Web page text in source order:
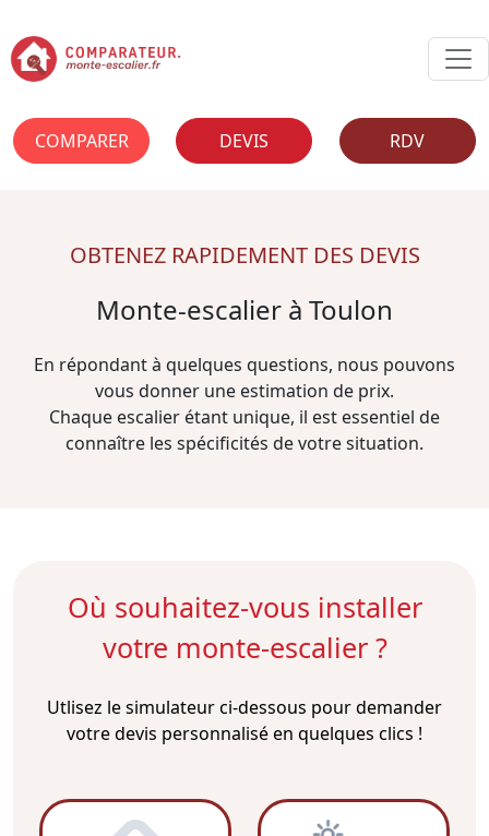
COMPARER DEVIS RDV
OBTENEZ RAPIDEMENT DES DEVIS
Monte-escalier à Toulon
En répondant à quelques questions, nous pouvons
vous donner une estimation de prix.
Chaque escalier étant unique, il est essentiel de
connaître les spécificités de votre situation.
Où souhaitez-vous installer
votre monte-escalier ?
Utlisez le simulateur ci-dessous pour demander
votre devis personnalisé en quelques clics !